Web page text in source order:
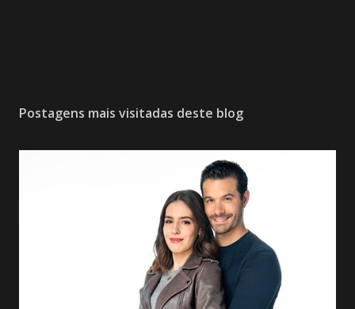
Postagens mais visitadas deste blog